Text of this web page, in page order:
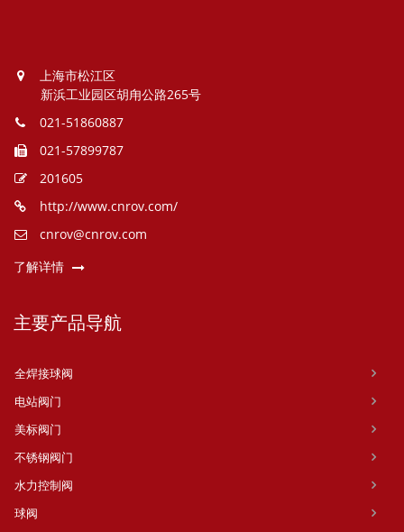
上海市松江区
新浜工业园区胡甪公路265号
021-51860887
021-57899787
201605
http://www.cnrov.com/
cnrov@cnrov.com
了解详情
主要产品导航
全焊接球阀
电站阀门
美标阀门
不锈钢阀门
水力控制阀
球阀